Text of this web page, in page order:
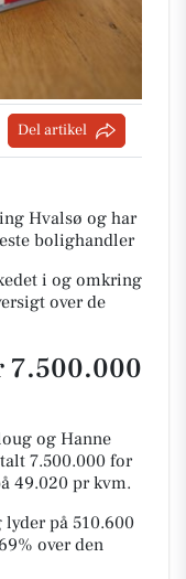
Del artikel
Hvalsø og har
bolighandler
i og omkring
over de
7.500.000
og Hanne
7.500.000 for
49.020 pr kvm.
på 510.600
over den